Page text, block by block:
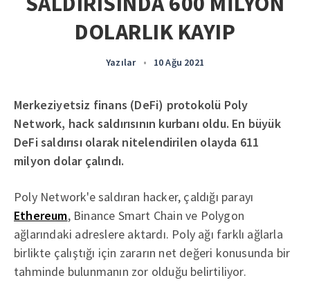
DOLARLIK KAYIP
Yazılar • 10 Ağu 2021
Merkeziyetsiz finans (DeFi) protokolü Poly
Network, hack saldırısının kurbanı oldu. En büyük
DeFi saldırısı olarak nitelendirilen olayda 611
milyon dolar çalındı.
Poly Network'e saldıran hacker, çaldığı parayı
Ethereum, Binance Smart Chain ve Polygon
ağlarındaki adreslere aktardı. Poly ağı farklı ağlarla
birlikte çalıştığı için zararın net değeri konusunda bir
tahminde bulunmanın zor olduğu belirtiliyor.